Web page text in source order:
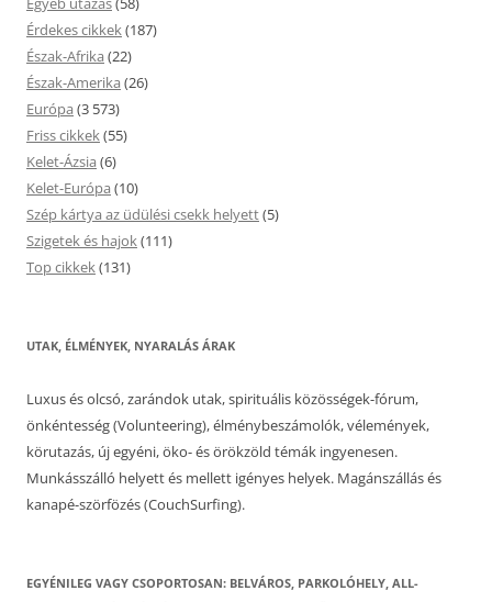
Érdekes cikkek(187)
Észak-Afrika (22)
Észak-Amerika (26)
Európa (3 573)
Friss cikkek(55)
Kelet-Ázsia (6)
Kelet-Európa (10)
Szép kártya az üdülési csekk helyett(5)
Szigetek és hajok(111)
Top cikkek(131)
UTAK, ÉLMÉNYEK, NYARALÁS ÁRAK
Luxus és olcsó, zarándok utak, spirituális közösségek-fórum,
önkéntesség (Volunteering), élménybeszámolók, vélemények,
körutazás, új egyéni, öko- és örökzöld témák ingyenesen.
Munkásszálló helyett és mellett igényes helyek. Magánszállás és
kanapé-szörfözés (CouchSurfing).
EGYÉNILEG VAGY CSOPORTOSAN: BELVÁROS, PARKOLÓHELY, ALL-